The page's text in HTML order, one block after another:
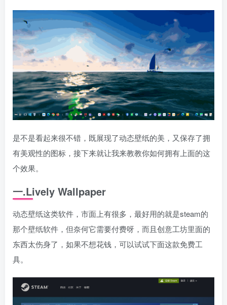
是不是看起来很不错，既展现了动态壁纸的美，又保存了拥
有美观性的图标，接下来就让我来教教你如何拥有上面的这
个效果。
一.Lively Wallpaper
动态壁纸这类软件，市面上有很多，最好用的就是steam的
那个壁纸软件，但奈何它需要付费呀，而且创意工坊里面的
东西太伤身了，如果不想花钱，可以试试下面这款免费工
具。